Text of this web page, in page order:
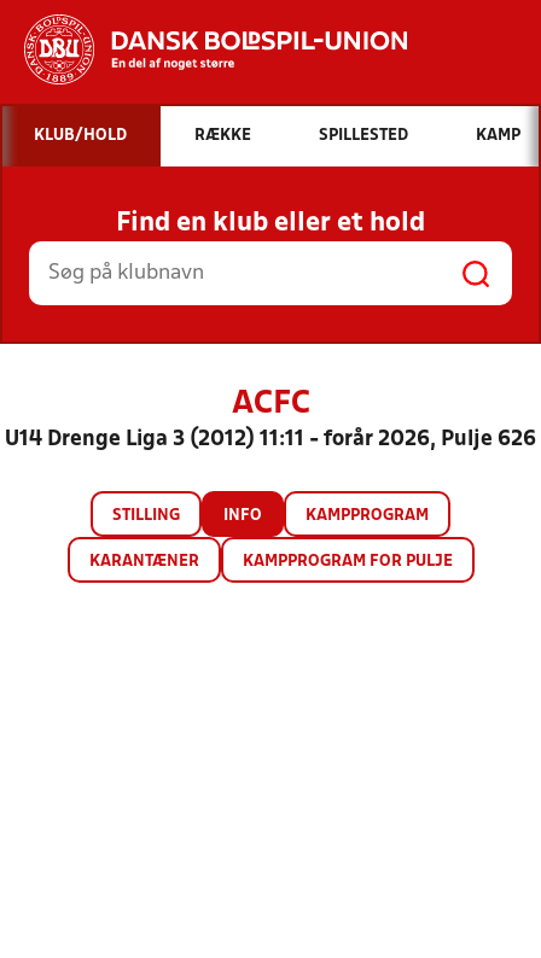
Hvad vil du søge efter?
INDHOLD OG NYHEDER
STILLINGER, RESULTATER, KLUBBER OG
HOLD
KLUB/HOLD RÆKKE SPILLESTED KAMP
Find en klub eller et hold
ACFC
U14 Drenge Liga 3 (2012) 11:11 - forår 2026, Pulje 626
STILLING INFO KAMPPROGRAM
KARANTÆNER KAMPPROGRAM FOR PULJE